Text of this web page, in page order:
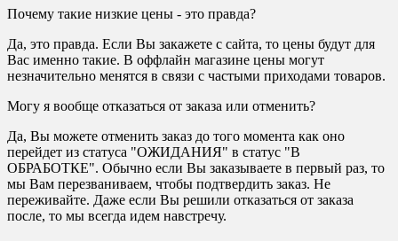
Почему такие низкие цены - это правда?
Да, это правда. Если Вы закажете с сайта, то цены будут для
Вас именно такие. В оффлайн магазине цены могут
незначительно менятся в связи с частыми приходами товаров.
Могу я вообще отказаться от заказа или отменить?
Да, Вы можете отменить заказ до того момента как оно
перейдет из статуса "ОЖИДАНИЯ" в статус "В
ОБРАБОТКЕ". Обычно если Вы заказываете в первый раз, то
мы Вам перезваниваем, чтобы подтвердить заказ. Не
переживайте. Даже если Вы решили отказаться от заказа
после, то мы всегда идем навстречу.